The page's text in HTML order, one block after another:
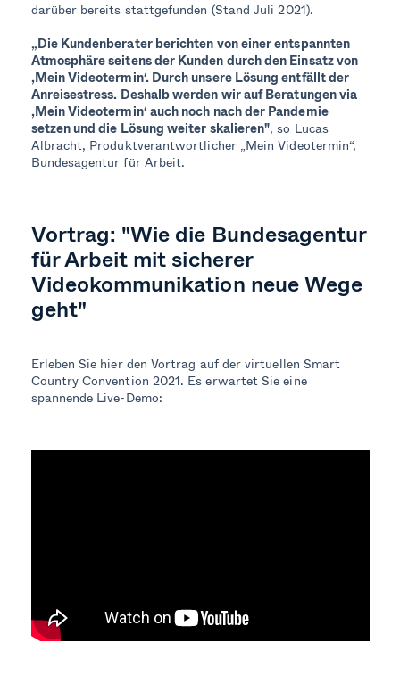
darüber bereits stattgefunden (Stand Juli 2021).
„Die Kundenberater berichten von einer entspannten
Atmosphäre seitens der Kunden durch den Einsatz von
,Mein Videotermin‘. Durch unsere Lösung entfällt der
Anreisestress. Deshalb werden wir auf Beratungen via
,Mein Videotermin‘ auch noch nach der Pandemie
setzen und die Lösung weiter skalieren", so Lucas
Albracht, Produktverantwortlicher „Mein Videotermin“,
Bundesagentur für Arbeit.
Vortrag: "Wie die Bundesagentur
für Arbeit mit sicherer
Videokommunikation neue Wege
geht"
Erleben Sie hier den Vortrag auf der virtuellen Smart
Country Convention 2021. Es erwartet Sie eine
spannende Live-Demo: